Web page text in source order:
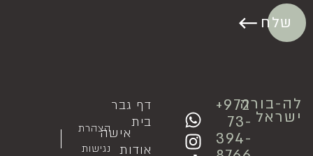
לה-בורה
ישראל
⁦+972
73-
394-
דף
בית
אודות
גבר
אישההצהרת
נגישות
שלח